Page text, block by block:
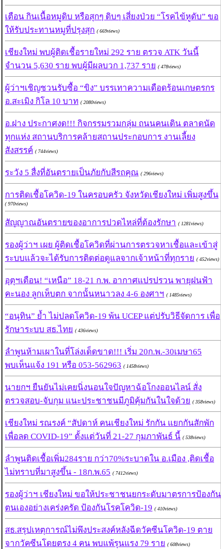
เตือน กินเนื้อหมูดิบ หรือสุกๆ ดิบๆ เสี่ยงป่วย “โรคไข้หูดับ” ขอ
ให้รับประทานหมูที่ปรุงสุก ( 669views)
เชียงใหม่ พบผู้ติดเชื้อรายใหม่ 292 ราย ตรวจ ATK วันนี้
จำนวน 5,630 ราย พบผู้มีผลบวก 1,737 ราย ( 478views)
ผู้ว่าฯเชิญชวนรับซื้อ “ขิง” บรรเทาความเดือดร้อนเกษตรกร
อ.สะเมิง กิโล 10 บาท ( 2080views)
อ.ฝาง ประกาศงด!!! กิจกรรมรวมกลุ่ม ถนนคนเดิน ตลาดนัด
ทุกแห่ง สถานบริการคล้ายสถานประกอบการ งานเลี้ยง
สังสรรค์ ( 744views)
ระวัง 5 สื่งที่อันตรายเป็นภัยกับสีรถคุณ ( 296views)
การติดเชื้อโควิด-19 ในครอบครัว จังหวัดเชียงใหม่ เพิ่มสูงขึ้น
( 970views)
สัญญาณอันตรายของอาการปวดไหล่ที่ต้องรักษา ( 1281views)
รองผู้ว่าฯ เผย ผู้ติดเชื้อโควิดที่ผ่านการตรวจหาเชื้อและเข้าสู่
ระบบแล้วจะได้รับการติดต่อดูแลจากเจ้าหน้าที่ทุกราย ( 452views)
อุตุฯเตือน! “เหนือ” 18-21 ก.พ. อากาศแปรปรวน พายุฝนฟ้า
คะนอง ลูกเห็บตก จากนั้นหนาวลง 4-6 องศาฯ ( 1485views)
“อนุทิน” ย้ำ ไม่ปลดโควิด-19 พ้น UCEP แต่ปรับวิธีจัดการ เพื่อ
รักษาระบบ สธ.ไทย ( 436views)
ลำพูนห้ามเผาในที่โล่งเด็ดขาด!!! เริ่ม 20ก.พ.-30เมษา65
พบเห็นแจ้ง 191 หรือ 053-562963 ( 1458views)
นายกฯ ยืนยันไม่เคยนิ่งนอนใจปัญหาฉ้อโกงออนไลน์ สั่ง
ตรวจสอบ-จับกุม แนะประชาชนมีภูมิคุ้มกันในใจด้วย ( 358views)
เชียงใหม่ รณรงค์ “สัปดาห์ คนเชียงใหม่ รักกัน แยกกันสักพัก
เพื่อลด COVID-19” ตั้งแต่วันที่ 21-27 กุมภาพันธ์ นี้ ( 538views)
ลำพูนติดเชื้อเพิ่ม284ราย กว่า70%ระบาดใน อ.เมือง ,ติดเชื้อ
ไม่ทราบที่มาสูงขึ้น - 18ก.พ.65 ( 7412views)
รองผู้ว่าฯ เชียงใหม่ ขอให้ประชาชนยกระดับมาตรการป้องกัน
ตนเองอย่างเคร่งครัด ป้องกันโรคโควิด-19 ( 410views)
สธ.สรุปเหตุการณ์ไม่พึงประสงค์หลังฉีดวัคซีนโควิด-19 ตาย
จากวัคซีนโดยตรง 4 คน พบแพ้รุนแรง 79 ราย ( 608views)